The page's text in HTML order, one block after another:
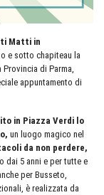
Matti in
e sotto chapiteau la
di Parma,
appuntamento di
in Piazza Verdi lo
un luogo magico nel
da non perdere,
dai 5 anni e per tutte e
per Busseto,
è realizzata da